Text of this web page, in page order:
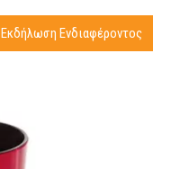
Εκδήλωση Ενδιαφέροντος